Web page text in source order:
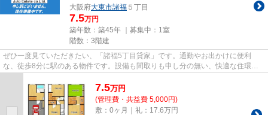
大阪府大東市諸福 ５丁目
7.5万円
築年数：築45年 ｜募集中： 1室
階数：3階建
ぜひ一度見ていただきたい、「諸福5丁目貸家」です。通勤やお出かけに便利
な、徒歩8分に駅のある物件です。設備も間取りも申し分の無い、快適な住環境
7.5万円
(管理費・共益費 5,000円)
敷：0ヶ月｜礼：17.6万円